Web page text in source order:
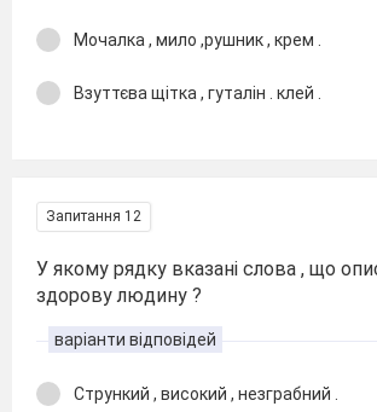
Мочалка , мило ,рушник , крем .
Взуттєва щітка , гуталін . клей .
Запитання 12
У якому рядку вказані слова , що
здорову людину ?
варіанти відповідей
Стрункий , високий , незграбний .